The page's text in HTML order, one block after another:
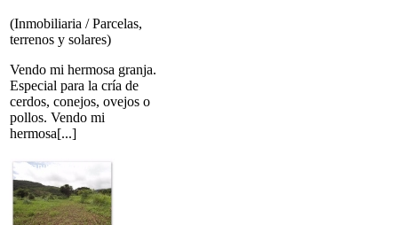
(Inmobiliaria / Parcelas,
terrenos y solares)
Vendo mi hermosa granja.
Especial para la cría de
cerdos, conejos, ovejos o
pollos. Vendo mi
hermosa[...]